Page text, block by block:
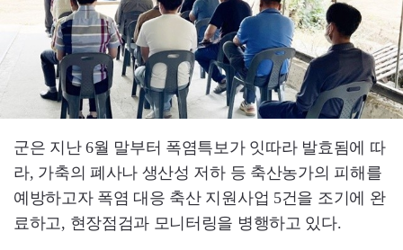
군은 지난 6월 말부터 폭염특보가 잇따라 발효됨에 따
라, 가축의 폐사나 생산성 저하 등 축산농가의 피해를
예방하고자 폭염 대응 축산 지원사업 5건을 조기에 완
료하고, 현장점검과 모니터링을 병행하고 있다.